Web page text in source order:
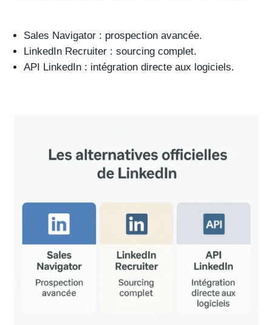
Sales Navigator : prospection avancée.
LinkedIn Recruiter : sourcing complet.
API LinkedIn : intégration directe aux logiciels.